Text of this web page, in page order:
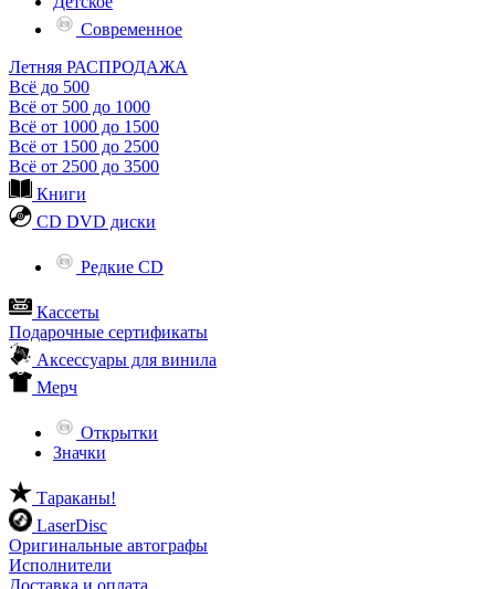
Современное
Летняя РАСПРОДАЖА
Всё до 500
Всё от 500 до 1000
Всё от 1000 до 1500
Всё от 1500 до 2500
Всё от 2500 до 3500
Книги
CD DVD диски
Редкие CD
Кассеты
Подарочные сертификаты
Аксессуары для винила
Мерч
Открытки
Значки
Тараканы!
LaserDisc
Оригинальные автографы
Исполнители
Доставка и оплата